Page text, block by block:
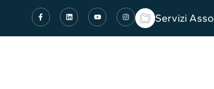
Servizi